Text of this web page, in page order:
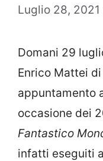
Luglio 28, 2021
Domani 29
Enrico Mattei
appuntamento
occasione dei
Fantastico
infatti eseguiti